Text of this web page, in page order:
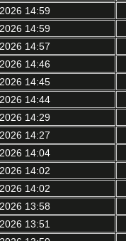
14:59
14:59
14:57
14:46
14:45
14:44
14:29
14:27
14:04
14:02
14:02
13:58
13:51